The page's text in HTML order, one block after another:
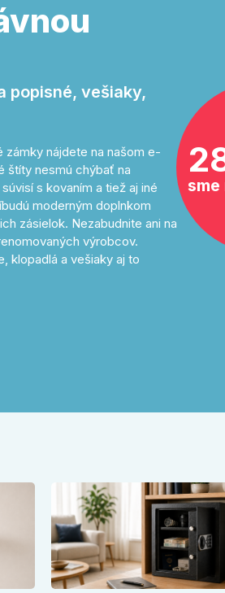
popisné, vešiaky,
nájdete na našom e-
štíty nesmú chýbať na
s kovaním a tiež aj iné
moderným doplnkom
zásielok. Nezabudnite ani na
výrobcov.
klopadlá a vešiaky aj to
sme